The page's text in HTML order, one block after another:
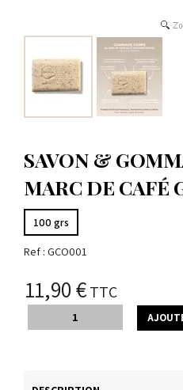
SAVON &
MARC DE CAFÉ
100 grs
Ref : GCO001
11,90 €TTC